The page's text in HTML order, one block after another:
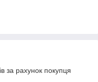
за рахунок покупця